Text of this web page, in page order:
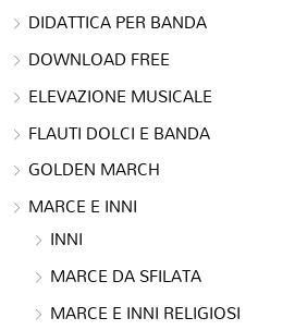
DIDATTICA PER BANDA
DOWNLOAD FREE
ELEVAZIONE MUSICALE
FLAUTI DOLCI E BANDA
GOLDEN MARCH
MARCE E INNI
INNI
MARCE DA SFILATA
MARCE E INNI RELIGIOSI